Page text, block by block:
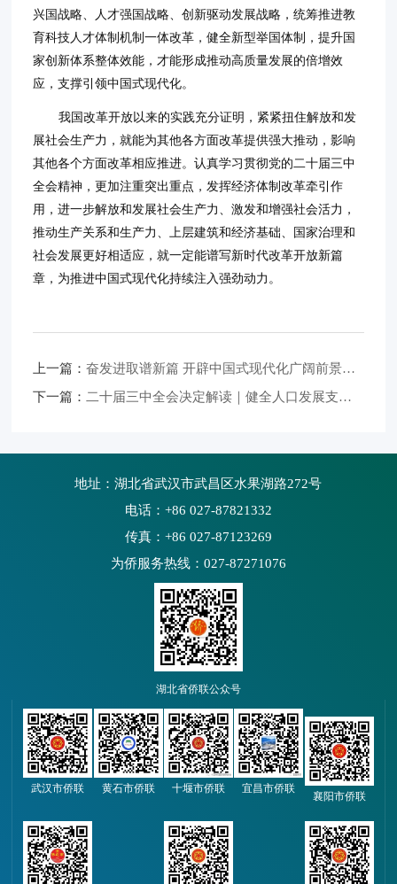
兴国战略、人才强国战略、创新驱动发展战略，统筹推进教
育科技人才体制机制一体改革，健全新型举国体制，提升国
家创新体系整体效能，才能形成推动高质量发展的倍增效
应，支撑引领中国式现代化。
我国改革开放以来的实践充分证明，紧紧扭住解放和发
展社会生产力，就能为其他各方面改革提供强大推动，影响
其他各个方面改革相应推进。认真学习贯彻党的二十届三中
全会精神，更加注重突出重点，发挥经济体制改革牵引作
用，进一步解放和发展社会生产力、激发和增强社会活力，
推动生产关系和生产力、上层建筑和经济基础、国家治理和
社会发展更好相适应，就一定能谱写新时代改革开放新篇
章，为推进中国式现代化持续注入强劲动力。
上一篇：奋发进取谱新篇 开辟中国式现代化广阔前景（学习贯彻党的二十届三中全会精神） ——各地干部群众掀起学习贯彻党的二十届三中全会精神热潮
下一篇： 二十届三中全会决定解读｜健全人口发展支持和服务体系
地址：湖北省武汉市武昌区水果湖路272号
电话：+86 027-87821332
传真：+86 027-87123269
为侨服务热线：027-87271076
湖北省侨联公众号
武汉市侨联 黄石市侨联 十堰市侨联 宜昌市侨联
襄阳市侨联